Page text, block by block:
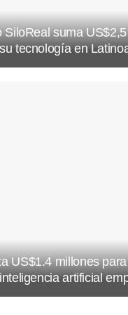
SiloReal suma
tecnología en
US$1.4 millones
artificial